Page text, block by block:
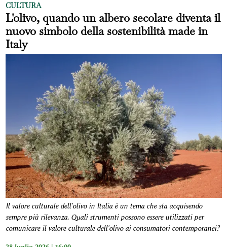
CULTURA
L'olivo, quando un albero secolare diventa il
nuovo simbolo della sostenibilità made in
Italy
Il valore culturale dell'olivo in Italia è un tema che sta acquisendo
sempre più rilevanza. Quali strumenti possono essere utilizzati per
comunicare il valore culturale dell'olivo ai consumatori contemporanei?